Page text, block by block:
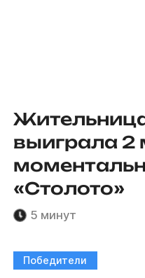
выиграла 2
«Столото»
5 минут
Победители